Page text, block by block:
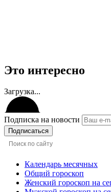
Это интересно
Загрузка...
Подписка на новости
Подписаться
Календарь месячных
Общий гороскоп
Женский гороскоп на